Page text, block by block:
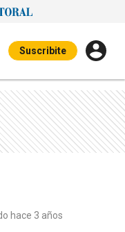
Suscribite
hace 3 años